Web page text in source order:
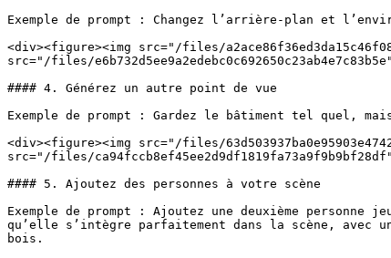
Exemple de prompt : Changez l’arrière-plan et
<div><figure><img src="/files/
src="/files/
#### 4. Générez un autre point de vue
Exemple de prompt : Gardez le bâtiment tel quel,
<div><figure><img src="/files/
src="/files/
#### 5. Ajoutez des personnes à votre scène
Exemple de prompt : Ajoutez une deuxième
qu’elle s’intègre parfaitement dans la scène, avec
bois.